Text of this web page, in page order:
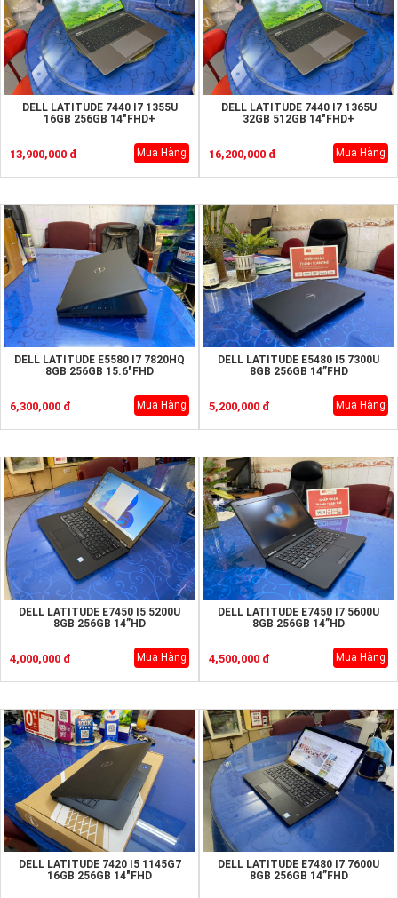
DELL LATITUDE 7440 I7 1355U
16GB 256GB 14"FHD+
13,900,000 đ Mua Hàng
DELL LATITUDE 7440 I7 1365U
32GB 512GB 14"FHD+
16,200,000 đ Mua Hàng
DELL LATITUDE E5580 I7 7820HQ
8GB 256GB 15.6"FHD
6,300,000 đ Mua Hàng
DELL LATITUDE E5480 I5 7300U
8GB 256GB 14”FHD
5,200,000 đ Mua Hàng
DELL LATITUDE E7450 I5 5200U
8GB 256GB 14”HD
4,000,000 đ Mua Hàng
DELL LATITUDE E7450 I7 5600U
8GB 256GB 14”HD
4,500,000 đ Mua Hàng
DELL LATITUDE 7420 I5 1145G7
16GB 256GB 14"FHD
DELL LATITUDE E7480 I7 7600U
8GB 256GB 14”FHD